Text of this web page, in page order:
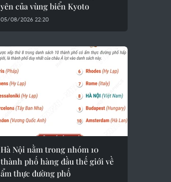
yên của vùng biển Kyoto
05/08/2026 22:20
Hà Nội nằm trong nhóm 10
thành phố hàng đầu thế giới về
ẩm thực đường phố